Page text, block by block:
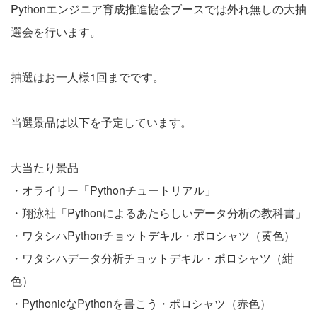
Pythonエンジニア育成推進協会ブースでは外れ無しの大抽
選会を行います。
抽選はお一人様1回までです。
当選景品は以下を予定しています。
大当たり景品
・オライリー「Pythonチュートリアル」
・翔泳社「Pythonによるあたらしいデータ分析の教科書」
・ワタシハPythonチョットデキル・ポロシャツ（黄色）
・ワタシハデータ分析チョットデキル・ポロシャツ（紺
色）
・PythonicなPythonを書こう・ポロシャツ（赤色）